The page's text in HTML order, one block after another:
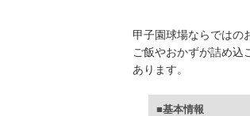
甲子園球場ならではの
ご飯やおかずが詰め込
あります。
■基本情報